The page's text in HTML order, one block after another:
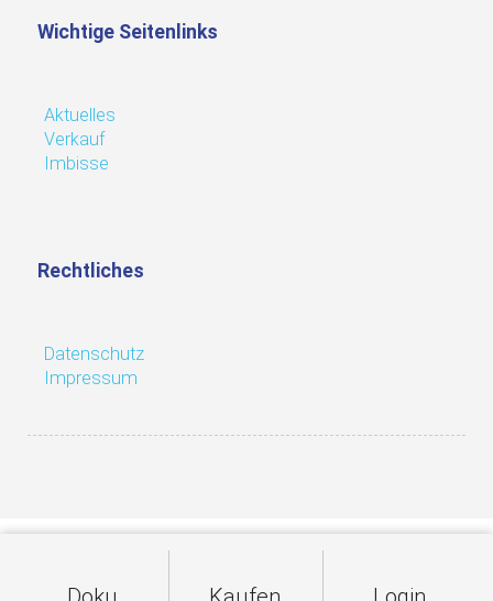
Wichtige Seitenlinks
Aktuelles
Verkauf
Imbisse
Rechtliches
Datenschutz
Impressum